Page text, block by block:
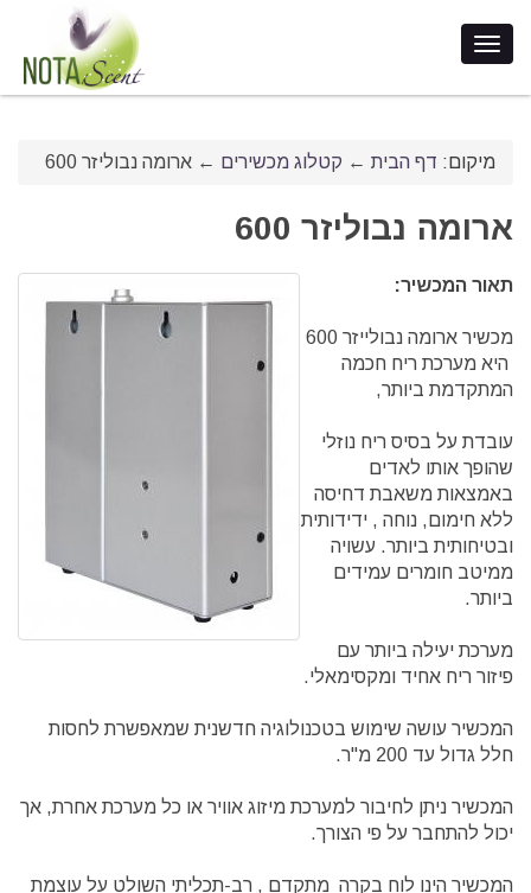
מיקום: דף הבית ← קטלוג מכשירים ← ארומה נבוליזר 600
ארומה נבוליזר 600
תאור המכשיר:
מכשיר ארומה נבולייזר 600
היא מערכת ריח חכמה
המתקדמת ביותר,
עובדת על בסיס ריח נוזלי
שהופך אותו לאדים
באמצאות משאבת דחיסה
ללא חימום, נוחה , ידידותית
ובטיחותית ביותר. עשויה
ממיטב חומרים עמידים
ביותר.
מערכת יעילה ביותר עם
פיזור ריח אחיד ומקסימאלי.
המכשיר עושה שימוש בטכנולוגיה חדשנית שמאפשרת לחסות
חלל גדול עד 200 מ"ר.
המכשיר ניתן לחיבור למערכת מיזוג אוויר או כל מערכת אחרת, אך
יכול להתחבר על פי הצורך.
המכשיר הינו לוח בקרה מתקדם , רב-תכליתי השולט על עוצמת